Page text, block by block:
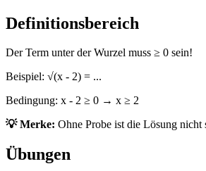
Definitionsbereich
Der Term unter der Wurzel muss ≥ 0 sein!
Beispiel: √(x - 2) = ...
Bedingung: x - 2 ≥ 0 → x ≥ 2
💡 Merke: Ohne Probe ist die Lösung nicht
Übungen